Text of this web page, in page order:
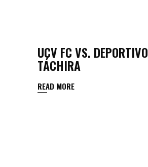
UCV FC VS. DEPORTIVO
TÁCHIRA
READ MORE